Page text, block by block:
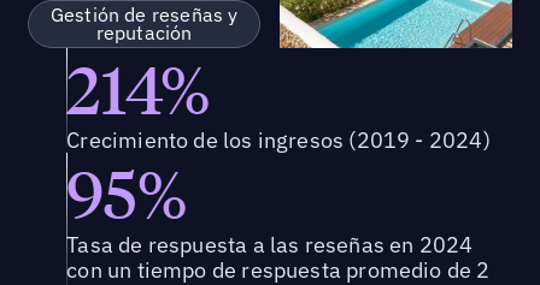
Gestión de reseñas y
reputación
214%
Crecimiento de los ingresos (2019 - 2024)
95%
Tasa de respuesta a las reseñas en 2024
con un tiempo de respuesta promedio de 2